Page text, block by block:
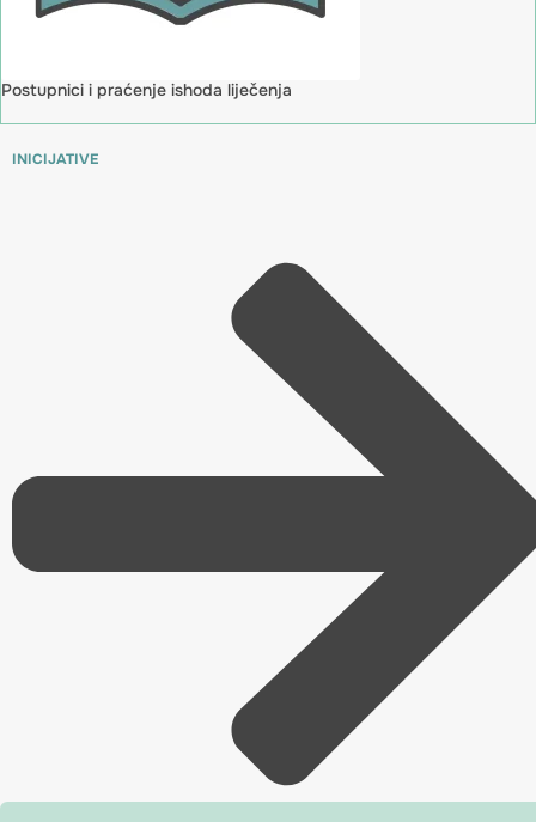
Postupnici i praćenje ishoda liječenja
INICIJATIVE